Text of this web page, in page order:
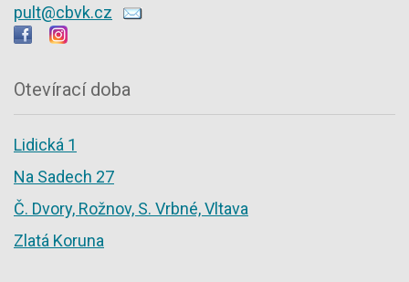
pult@cbvk.cz
Otevírací doba
Lidická 1
Na Sadech 27
Č. Dvory, Rožnov, S. Vrbné, Vltava
Zlatá Koruna